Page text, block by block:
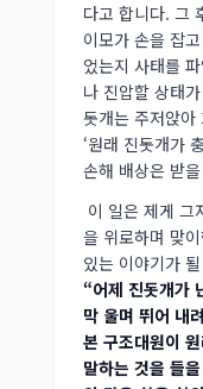
다고 합니다. 그
이모가 손을 잡
었는지 사태를
나 진압할 상태
돗개는 주저앉아
‘원래 진돗개가
손해 배상은 받
이 일은 제게 그
을 위로하며 맞
있는 이야기가
“어제 진돗개가
막 울며 뛰어 내
본 구조대원이
말하는 것을 들